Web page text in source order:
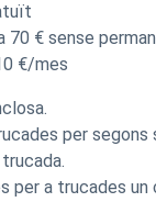
70 € sense
€/mes
per segons
per a trucades un